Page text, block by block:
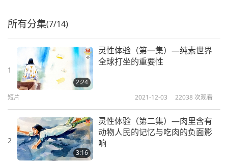
罗斯人，请回家吧！来自新加坡的姚光」
想要天使随时护佑在侧吗？想？那就选择持纯素。
持纯素：战胜邪恶的胜利者。
师父的每一位徒弟都有相似、不同或更多内在灵性体
验，和（或）外在世界的加持；这些仅列举数例。按
照师父的建议，我们通常将体验保留给自己。
欲观看和下载更多印证，请参访：
所有分集(7/14)
1
2:24
灵性体验（第一集）—纯素世界
全球打坐的重要性
短片 2021-12-03 22038 次观看
2
3:16
灵性体验（第二集）—肉里含有
动物人民的记忆与吃肉的负面影
响